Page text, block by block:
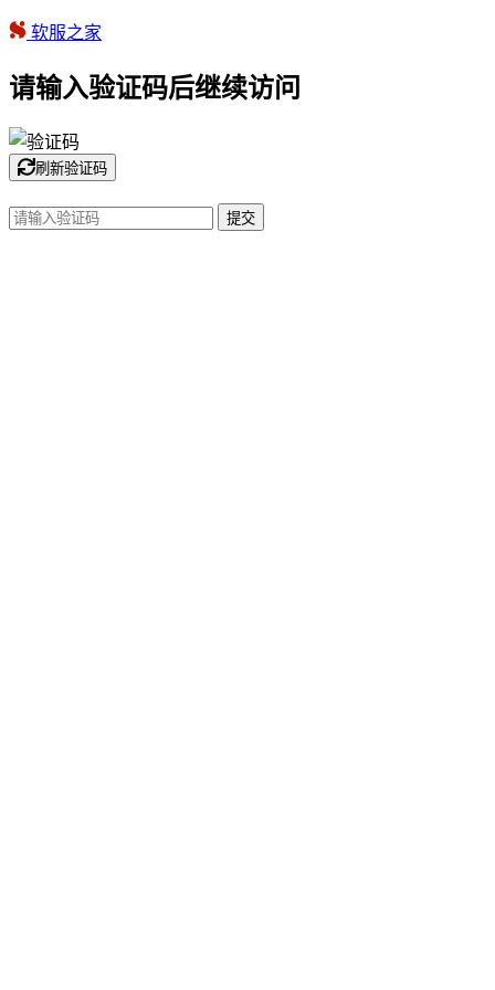
软服之家
请输入验证码后继续访问
刷新验证码